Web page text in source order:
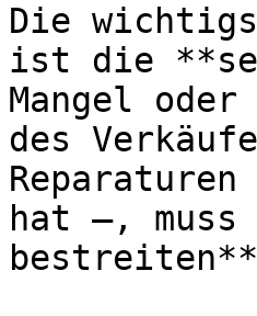
Die
ist die
Mangel
des
hat —,